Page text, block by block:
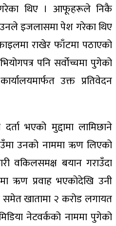
थिए । आफूहरूले निकै
उनले इजलासमा पेश गरेका थिए
राखेर फाँटमा पठाएको
पनि सर्वोच्चमा पुगेको
उक्त प्रतिवेदन
भएको मुद्दामा लामिछाने
उनको नाममा ऋण लिएको
वकिलसमक्ष बयान गराउँदा
ऋण प्रवाह भएकोदेखि उनी
खातामा २ करोड लगायत
नेटवर्कको नाममा पुगेको